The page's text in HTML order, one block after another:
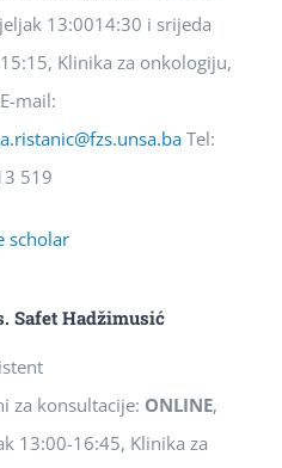
13:0014:30 i srijeda
Klinika za onkologiju,
mail:
Tel:
519
scholar
Safet Hadžimusić
za konsultacije: ONLINE,
13:00-16:45, Klinika za